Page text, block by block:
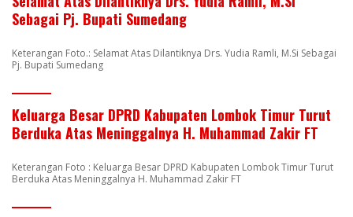
Sebagai Pj. Bupati Sumedang
Keterangan Foto.: Selamat Atas Dilantiknya Drs. Yudia Ramli, M.Si Sebagai
Pj. Bupati Sumedang
Keluarga Besar DPRD Kabupaten Lombok Timur Turut
Berduka Atas Meninggalnya H. Muhammad Zakir FT
Keterangan Foto : Keluarga Besar DPRD Kabupaten Lombok Timur Turut
Berduka Atas Meninggalnya H. Muhammad Zakir FT